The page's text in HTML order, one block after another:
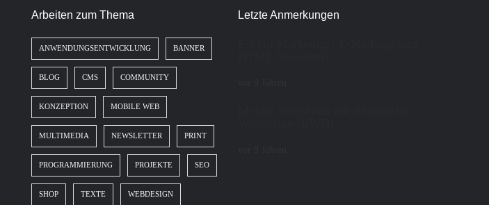
Arbeiten zum Thema
ANWENDUNGSENTWICKLUNG BANNER
BLOG CMS COMMUNITY
KONZEPTION MOBILE WEB
MULTIMEDIA NEWSLETTER PRINT
PROGRAMMIERUNG PROJEKTE SEO
SHOP TEXTE WEBDESIGN
Letzte Anmerkungen